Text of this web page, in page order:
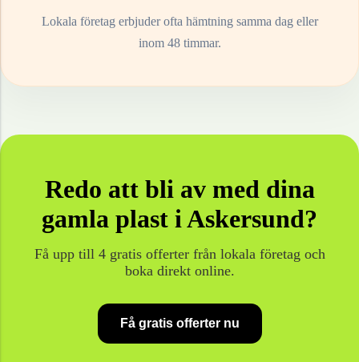
Lokala företag erbjuder ofta hämtning samma dag eller
inom 48 timmar.
Redo att bli av med dina
gamla plast iAskersund?
Få upp till 4 gratis offerter från lokala företag och
boka direkt online.
Få gratis offerter nu